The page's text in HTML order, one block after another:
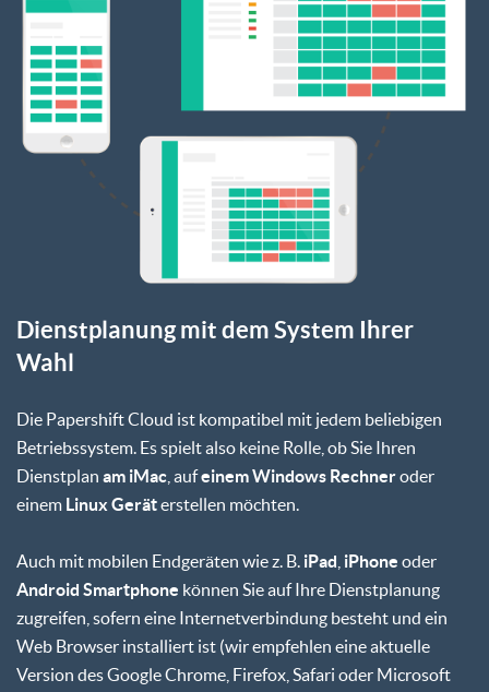
Dienstplanung mit dem System Ihrer
Wahl
Die Papershift Cloud ist kompatibel mit jedem beliebigen
Betriebssystem. Es spielt also keine Rolle, ob Sie Ihren
Dienstplan am iMac , aufeinem Windows Rechneroder
einem Linux Geräterstellen möchten.
Auch mit mobilen Endgeräten wie z. B. iPad iPhone oder
Android Smartphone können Sie auf Ihre Dienstplanung
zugreifen, sofern eine Internetverbindung besteht und ein
Web Browser installiert ist (wir empfehlen eine aktuelle
Version des Google Chrome, Firefox, Safari oder Microsoft